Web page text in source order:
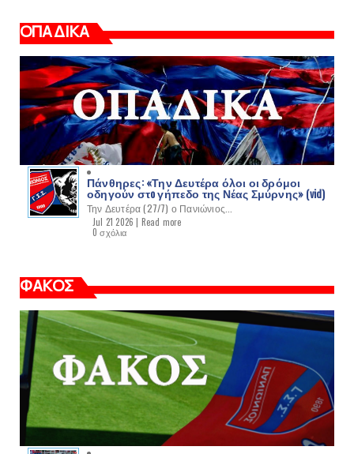
ΟΠΑΔΙΚΑ
Πάνθηρες: «Την Δευτέρα όλοι οι δρόμοι
οδηγούν στo γήπεδο της Νέας Σμύρνης» (vid)
Την Δευτέρα (27/7) ο Πανιώνιος...
Jul 21 2026 | Read more
0 σχόλια
ΦΑΚΟΣ